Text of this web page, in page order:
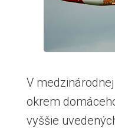
V
okrem
vyššie